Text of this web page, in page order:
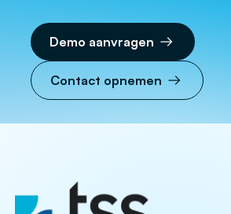
Demo aanvragen
Contact opnemen